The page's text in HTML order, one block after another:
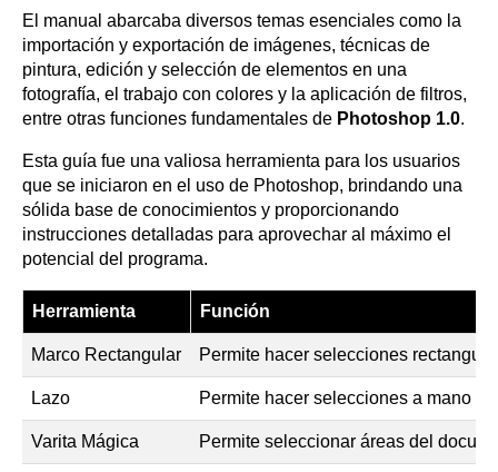
El manual abarcaba diversos temas esenciales como la
importación y exportación de imágenes, técnicas de
pintura, edición y selección de elementos en una
fotografía, el trabajo con colores y la aplicación de filtros,
entre otras funciones fundamentales de Photoshop 1.0.
Esta guía fue una valiosa herramienta para los usuarios
que se iniciaron en el uso de Photoshop, brindando una
sólida base de conocimientos y proporcionando
instrucciones detalladas para aprovechar al máximo el
potencial del programa.
Herramienta Función
Marco Rectangular Permite hacer selecciones
Lazo Permite hacer selecciones a mano
Varita Mágica Permite seleccionar áreas del